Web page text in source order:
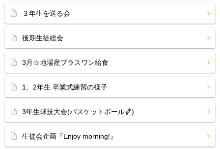
３年生を送る会
後期生徒総会
3月☆地場産プラスワン給食
1、2年生 卒業式練習の様子
3年生球技大会(バスケットボール🏀)
生徒会企画『Enjoy morning!』